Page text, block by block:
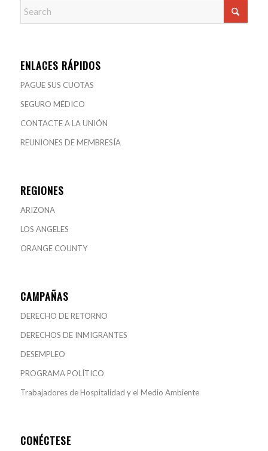
ENLACES RÁPIDOS
PAGUE SUS CUOTAS
SEGURO MÉDICO
CONTACTE A LA UNIÓN
REUNIONES DE MEMBRESÍA
REGIONES
ARIZONA
LOS ANGELES
ORANGE COUNTY
CAMPAÑAS
DERECHO DE RETORNO
DERECHOS DE INMIGRANTES
DESEMPLEO
PROGRAMA POLÍTICO
Trabajadores de Hospitalidad y el Medio Ambiente
CONÉCTESE